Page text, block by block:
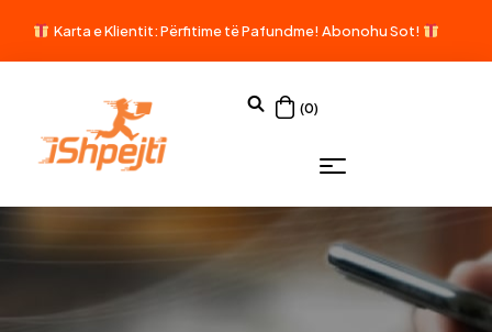
Karta e Klientit: Përfitime të Pafundme! Abonohu Sot!
(0)